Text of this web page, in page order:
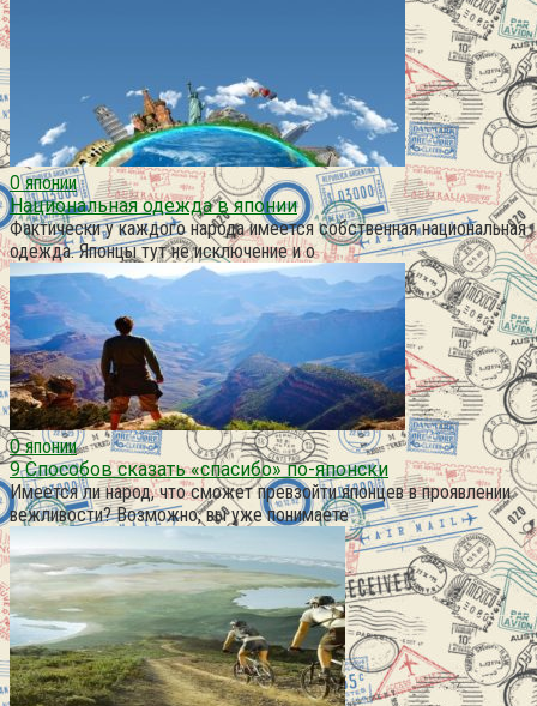
О японии
Национальная одежда в японии
Фактически у каждого народа имеется собственная национальная
одежда. Японцы тут не исключение и о
О японии
9 Способов сказать «спасибо» по-японски
Имеется ли народ, что сможет превзойти японцев в проявлении
вежливости? Возможно, вы уже понимаете